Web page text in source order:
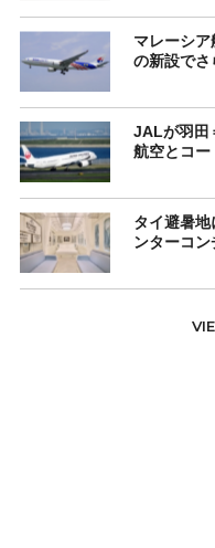
マレーシ
の新設でさ
JALが羽田
航空とコー
タイ避暑
ンターコン